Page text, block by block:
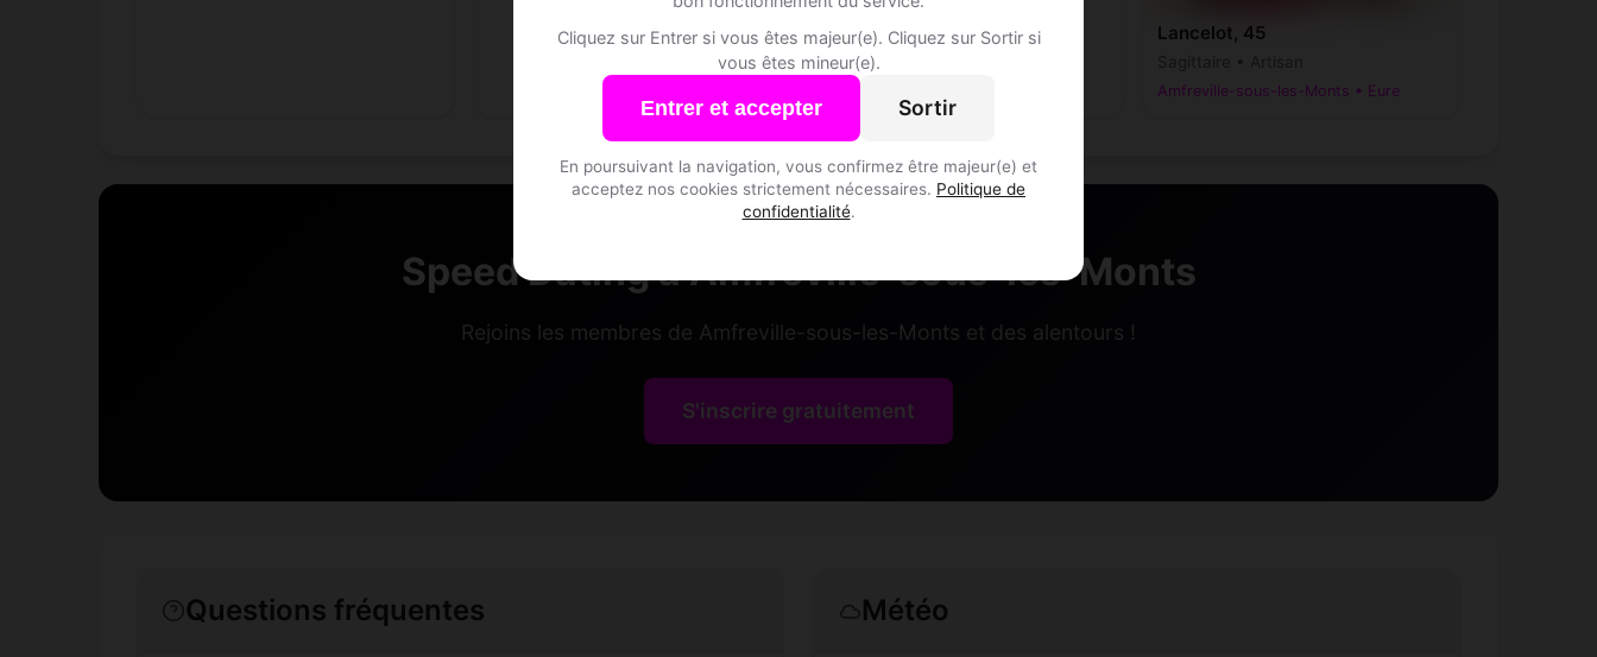
Cliquez sur Entrer si vous êtes majeur(e). Cliquez sur Sortir si
vous êtes mineur(e).
Entrer et accepter Sortir
En poursuivant la navigation, vous confirmez être majeur(e) et
acceptez nos cookies strictement nécessaires. Politique de
confidentialité.
Lancelot, 45
Amfreville-sous-les-Monts • Eure
Speed Dating à Amfreville-sous-les-Monts
Rejoins les membres de Amfreville-sous-les-Monts et des alentours !
S'inscrire gratuitement
Questions fréquentes Météo